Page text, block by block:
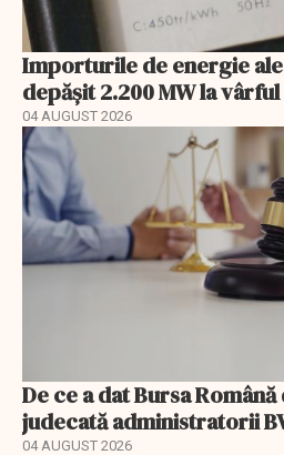
Importurile de energie
depășit 2.200 MW la
04 AUGUST 2026
De ce a dat Bursa
judecată administratorii
04 AUGUST 2026